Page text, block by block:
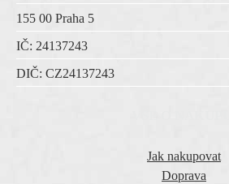
155 00 Praha 5
IČ: 24137243
DIČ: CZ24137243
Jak nakupovat
Doprava